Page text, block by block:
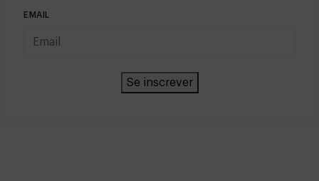
EMAIL
Se inscrever